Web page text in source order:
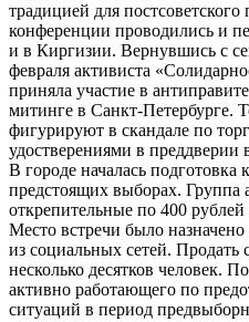
традицией для
конференции проводились и
и в Киргизии. Вернувшись с
февраля активиста
приняла участие в
митинге в Санкт-Петербурге.
фигурируют в скандале по
удостверениями в преддверии
В городе началась подготовка
предстоящих выборах. Группа
открепительные по 400
Место встречи было
из социальных сетей. Продать
несколько десятков человек.
активно работающего по
ситуаций в период